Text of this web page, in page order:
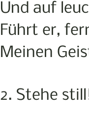
Und auf
Führt er,
Meinen
2. Stehe